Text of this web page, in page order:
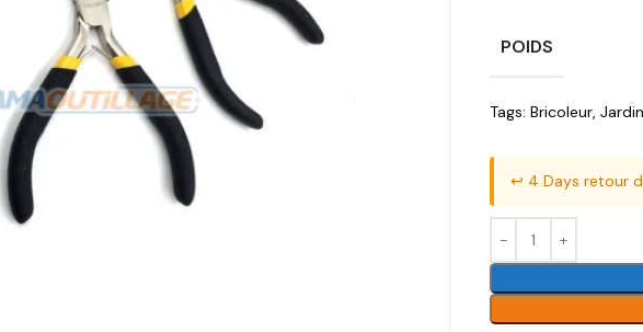
POIDS
Tags: Bricoleur,
↩️ 4 Days retour